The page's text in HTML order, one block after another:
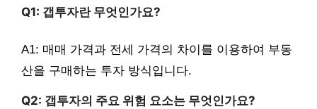
Q1: 갭투자란 무엇인가요?
A1: 매매 가격과 전세 가격의 차이를 이용하여 부동
산을 구매하는 투자 방식입니다.
Q2: 갭투자의 주요 위험 요소는 무엇인가요?